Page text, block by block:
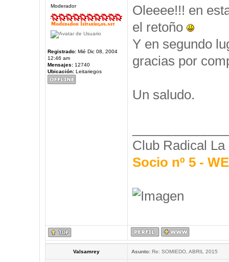
Moderador
Registrado:Mié Dic 08, 2004
12:46 am
Mensajes:12740
Ubicación:Leitariegos
Oleeee!!! en
el retoño
Y en segundo
gracias por
Un saludo.
Club Radical La
Socio nº 5 -
Valsamrey Asunto:Re: SOMIEDO, ABRIL 2015